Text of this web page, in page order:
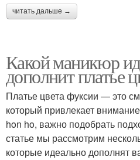
читать дальше →
Какой маникюр
дополнит платье
Платье цвета фуксии — это
который привлекает
hon ho, важно подобрать
статье мы рассмотрим
которые идеально дополнят